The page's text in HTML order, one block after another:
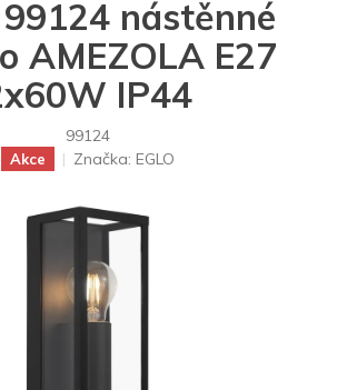
99124 nástěnné
AMEZOLA E27
IP44
99124
Akce Značka: EGLO